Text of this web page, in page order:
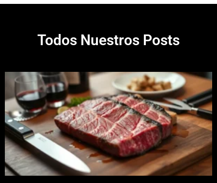
Todos Nuestros Posts